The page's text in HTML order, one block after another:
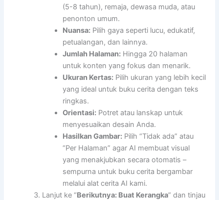
(5-8 tahun), remaja, dewasa muda, atau
penonton umum.
Nuansa: Pilih gaya seperti lucu, edukatif,
petualangan, dan lainnya.
Jumlah Halaman: Hingga 20 halaman
untuk konten yang fokus dan menarik.
Ukuran Kertas: Pilih ukuran yang lebih kecil
yang ideal untuk buku cerita dengan teks
ringkas.
Orientasi: Potret atau lanskap untuk
menyesuaikan desain Anda.
Hasilkan Gambar: Pilih “Tidak ada” atau
“Per Halaman” agar AI membuat visual
yang menakjubkan secara otomatis –
sempurna untuk buku cerita bergambar
melalui alat cerita AI kami.
Lanjut ke “Berikutnya: Buat Kerangka” dan tinjau